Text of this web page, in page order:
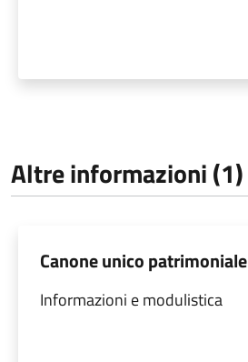
Altre informazioni (1)
Canone unico patrimoniale
Informazioni e modulistica